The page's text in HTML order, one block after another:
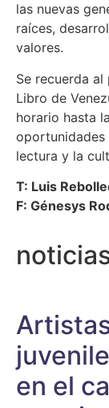
las nuevas
raíces,
valores.
Se recuerda
Libro de
horario hasta
oportunidades
lectura y la
T: Luis
F: Génesys
en el